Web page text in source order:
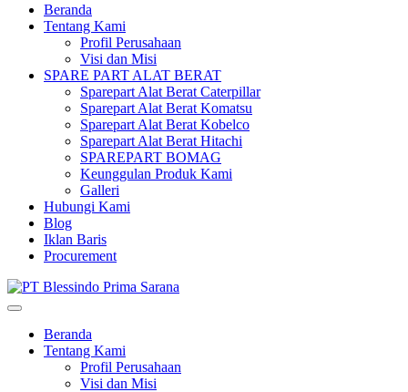
Beranda
Tentang Kami
Profil Perusahaan
Visi dan Misi
SPARE PART ALAT BERAT
Sparepart Alat Berat Caterpillar
Sparepart Alat Berat Komatsu
Sparepart Alat Berat Kobelco
Sparepart Alat Berat Hitachi
SPAREPART BOMAG
Keunggulan Produk Kami
Galleri
Hubungi Kami
Blog
Iklan Baris
Procurement
Beranda
Tentang Kami
Profil Perusahaan
Visi dan Misi